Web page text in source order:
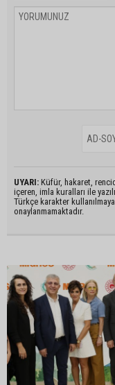
UYARI: Küfür, hakaret,
içeren, imla kuralları ile
Türkçe karakter
onaylanmamaktadır.